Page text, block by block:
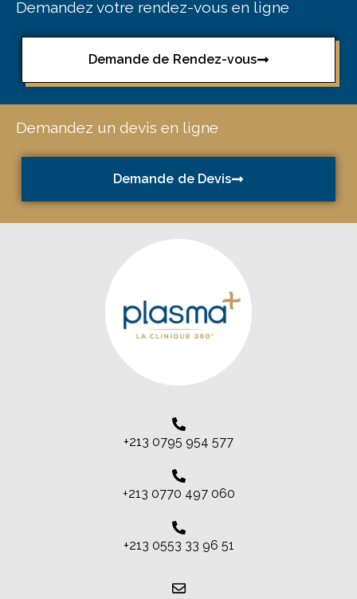
Demandez votre rendez-vous en ligne
Demande de Rendez-vous
Demandez un devis en ligne
Demande de Devis
+213 0795 954 577
+213 0770 497 060
+213 0553 33 96 51